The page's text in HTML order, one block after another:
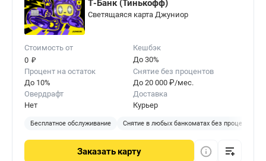
Т-Банк (Тинькофф)
Светящаяся карта Джуниор
Стоимость от
0 ₽
Кешбэк
До 30%
Процент на остаток
До 10%
Снятие без процентов
До 20 000 ₽/мес.
Овердрафт
Нет
Доставка
Курьер
Бесплатное обслуживание Снятие в любых банкоматах без процентов
Заказать карту